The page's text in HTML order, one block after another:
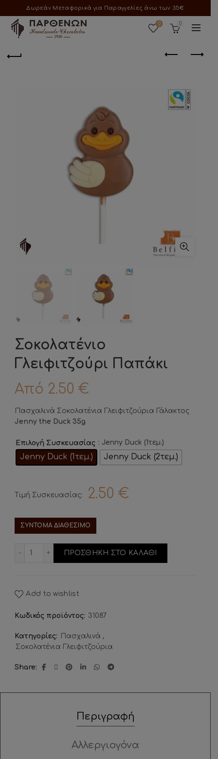
Δωρεάν Μεταφορικά για Παραγγελίες άνω των 35€
0 0
Σοκολατένιο
Γλειφιτζούρι Παπάκι
Από 2.50 €
Πασχαλινά Σοκολατένια Γλειφιτζούρια Γάλακτος
Jenny the Duck 35g
Επιλογή Συσκευασίας : Jenny Duck (1τεμ.)
Jenny Duck (1τεμ.) Jenny Duck (2τεμ.)
2.50 €
Τιμή Συσκευασίας:
ΣΥΝΤΟΜΑ ΔΙΑΘΕΣΙΜΟ
Σοκολατένιο Γλειφιτζούρι Παπάκι ποσότητα
ΠΡΟΣΘΗΚΗ ΣΤΟ ΚΑΛΑΘΙ
Add to wishlist
Κωδικός προϊόντος: 31087
Κατηγορίες: Πασχαλινά ,
Σοκολατένια Γλειφιτζούρια
Share
Περιγραφή
Αλλεργιογόνα